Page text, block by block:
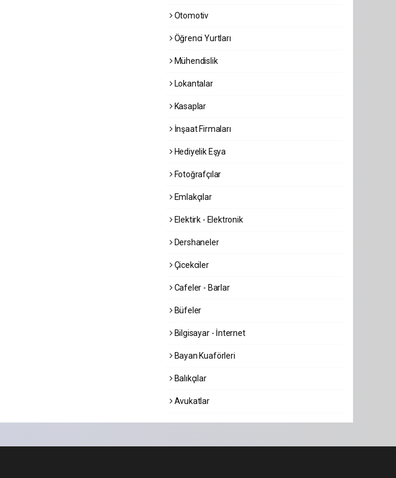
Otomotiv
Öğrenci Yurtları
Mühendislik
Lokantalar
Kasaplar
İnşaat Firmaları
Hediyelik Eşya
Fotoğrafçılar
Emlakçılar
Elektirk - Elektronik
Dershaneler
Çicekciler
Cafeler - Barlar
Büfeler
Bilgisayar - İnternet
Bayan Kuaförleri
Balıkçılar
Avukatlar